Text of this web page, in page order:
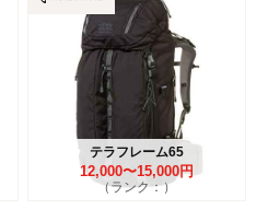
テラフレーム65
12,000〜15,000円
（ランク：）